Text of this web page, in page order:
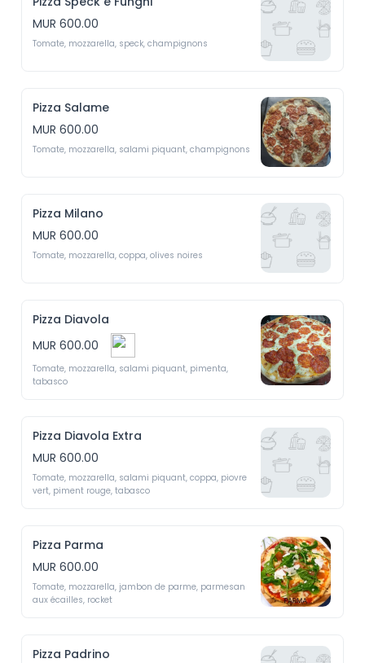
MUR 600.00
Pizza Salame
MUR 600.00
Pizza Milano
MUR 600.00
Pizza Diavola
MUR 600.00
Tomate, mozzarella, salami piquant, pimenta,
Pizza Diavola Extra
MUR 600.00
Tomate, mozzarella, salami piquant, coppa, piovre
Pizza Parma
MUR 600.00
Tomate, mozzarella, jambon de parme, parmesan
Pizza Padrino